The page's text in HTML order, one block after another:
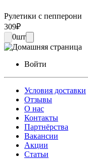
Рулетики с пепперони
309₽
0шт
Войти
Условия доставки
Отзывы
О нас
Контакты
Партнёрства
Вакансии
Акции
Статьи